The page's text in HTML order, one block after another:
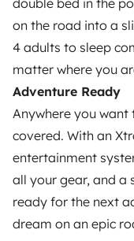
double bed in the
on the road into a
4 adults to sleep
matter where you
Adventure Ready
Anywhere you want
covered. With an
entertainment
all your gear, and a
ready for the next
dream on an epic
Moyens de
Paiement en
Télécharger
Le blog Nous